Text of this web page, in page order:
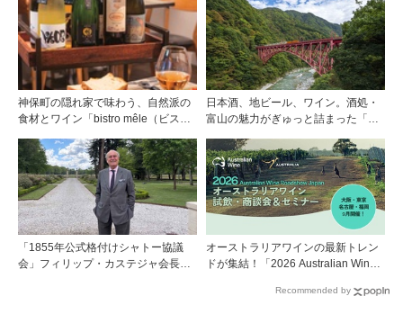
神保町の隠れ家で味わう、自然派の
食材とワイン「bistro mêle（ビスト
日本酒、地ビール、ワイン。酒処・
富山の魅力がぎゅっと詰まった「黒
「1855年公式格付けシャトー協議
会」フィリップ・カステジャ会長イ
オーストラリアワインの最新トレン
ドが集結！「2026 Australian Wine
Recommended by